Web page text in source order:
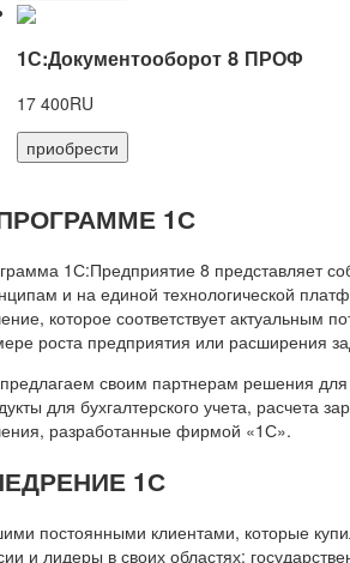
1С:Документооборот 8 ПРОФ
17 400RU
приобрести
1С
1С:Предприятие 8 представляет
и на единой технологической
которое соответствует актуальным
роста предприятия или расширения
своим партнерам решения для
для бухгалтерского учета, расчета
разработанные фирмой «1С».
1С
постоянными клиентами, которые
и лидеры в своих областях: